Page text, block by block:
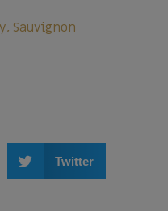
Sauvignon
Twitter